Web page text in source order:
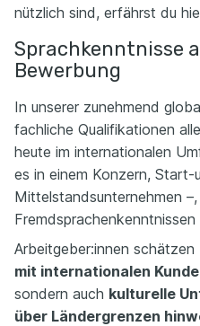
nützlich sind, erfährst du
Sprachkenntnisse
Bewerbung
In unserer zunehmend
fachliche Qualifikationen
heute im internationalen
es in einem Konzern, Start-
Mittelstandsunternehmen
Arbeitgeber:innen
mit internationalen
sondern auch kulturelle
über Ländergrenzen